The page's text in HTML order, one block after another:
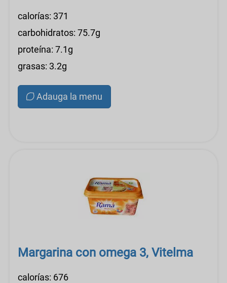
calorías: 371
carbohidratos: 75.7g
proteína: 7.1g
grasas: 3.2g
Adauga la menu
Margarina con omega 3, Vitelma
calorías: 676